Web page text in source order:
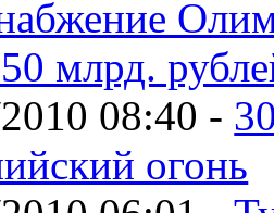
млрд.
08:40 -
огонь